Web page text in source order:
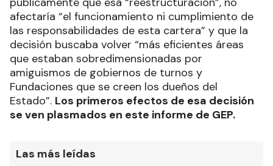
afectaría “el funcionamiento ni cumplimiento de
las responsabilidades de esta cartera” y que la
decisión buscaba volver “más eficientes áreas
que estaban sobredimensionadas por
amiguismos de gobiernos de turnos y
Fundaciones que se creen los dueños del
Estado”. Los primeros efectos de esa decisión
se ven plasmados en este informe de GEP.
Las más leídas